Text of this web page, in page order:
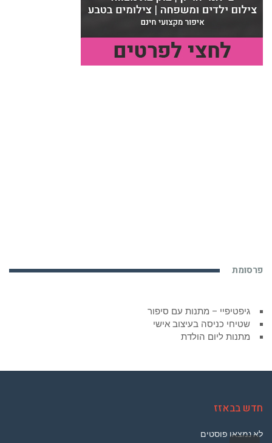
פרסומת
גיפטיפיי – מתנות עם סיפור
שטיחי כניסה בעיצוב אישי
מתנות ליום הולדת
חדש בבאזז
לא נמצאו פוסטים